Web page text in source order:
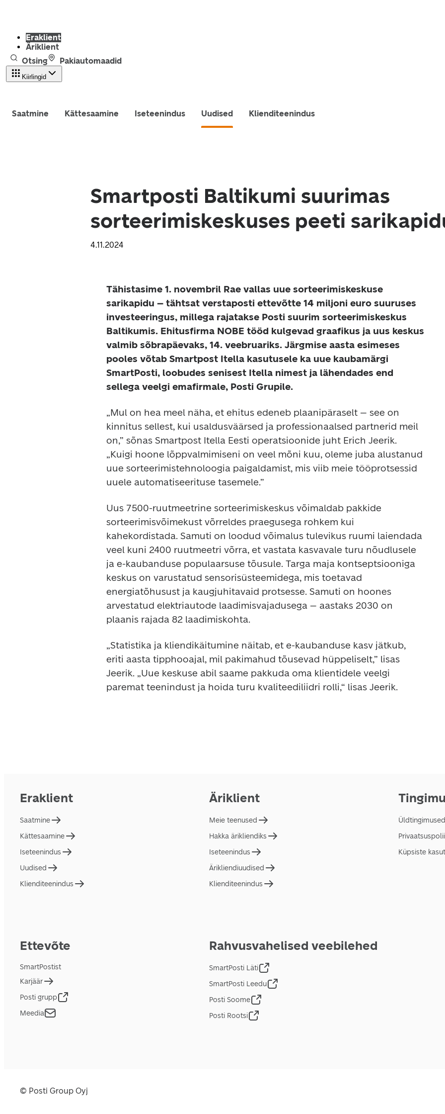
Eraklient
Äriklient
Otsing
Pakiautomaadid
Kiirlingid
Saatmine Kättesaamine Iseteenindus Uudised Klienditeenindus
Smartposti Baltikumi suurimas
sorteerimiskeskuses peeti
4.11.2024
Tähistasime 1. novembril Rae vallas uue sorteerimiskeskuse
sarikapidu – tähtsat verstaposti ettevõtte 14 miljoni euro suuruses
investeeringus, millega rajatakse Posti suurim sorteerimiskeskus
Baltikumis. Ehitusfirma NOBE tööd kulgevad graafikus ja uus keskus
valmib sõbrapäevaks, 14. veebruariks. Järgmise aasta esimeses
pooles võtab Smartpost Itella kasutusele ka uue kaubamärgi
SmartPosti, loobudes senisest Itella nimest ja lähendades end
sellega veelgi emafirmale, Posti Grupile.
„Mul on hea meel näha, et ehitus edeneb plaanipäraselt – see on
kinnitus sellest, kui usaldusväärsed ja professionaalsed partnerid meil
on,” sõnas Smartpost Itella Eesti operatsioonide juht Erich Jeerik.
„Kuigi hoone lõppvalmimiseni on veel mõni kuu, oleme juba alustanud
uue sorteerimistehnoloogia paigaldamist, mis viib meie tööprotsessid
uuele automatiseerituse tasemele.”
Uus 7500-ruutmeetrine sorteerimiskeskus võimaldab pakkide
sorteerimisvõimekust võrreldes praegusega rohkem kui
kahekordistada. Samuti on loodud võimalus tulevikus ruumi laiendada
veel kuni 2400 ruutmeetri võrra, et vastata kasvavale turu nõudlusele
ja e-kaubanduse populaarsuse tõusule. Targa maja kontseptsiooniga
keskus on varustatud sensorisüsteemidega, mis toetavad
energiatõhusust ja kaugjuhitavaid protsesse. Samuti on hoones
arvestatud elektriautode laadimisvajadusega – aastaks 2030 on
plaanis rajada 82 laadimiskohta.
„Statistika ja kliendikäitumine näitab, et e-kaubanduse kasv jätkub,
eriti aasta tipphooajal, mil pakimahud tõusevad hüppeliselt,” lisas
Jeerik. „Uue keskuse abil saame pakkuda oma klientidele veelgi
paremat teenindust ja hoida turu kvaliteediliidri rolli,“ lisas Jeerik.
Eraklient
Saatmine
Kättesaamine
Iseteenindus
Uudised
Klienditeenindus
Äriklient
Meie teenused
Hakka ärikliendiks
Iseteenindus
Ärikliendiuudised
Klienditeenindus
Üldtingimused
Küpsiste
Ettevõte
SmartPostist
Karjäär
Posti grupp
Meedia
Rahvusvahelised veebilehed
SmartPosti Läti
SmartPosti Leedu
Posti Soome
Posti Rootsi
© Posti Group Oyj